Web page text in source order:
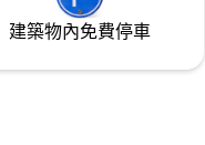
建築物內免費停車